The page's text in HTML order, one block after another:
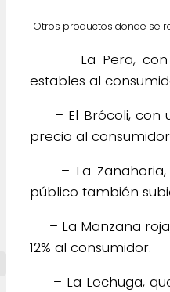
Otros productos donde se
– La Pera, con
estables al
– El Brócoli, con
precio al
– La Zanahoria,
público también
– La Manzana
12% al consumidor.
– La Lechuga,